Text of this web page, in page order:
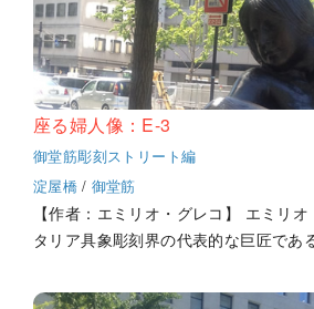
座る婦人像：E-3
御堂筋彫刻ストリート編
淀屋橋 / 御堂筋
【作者：エミリオ・グレコ】 エミリ
タリア具象彫刻界の代表的な巨匠であ